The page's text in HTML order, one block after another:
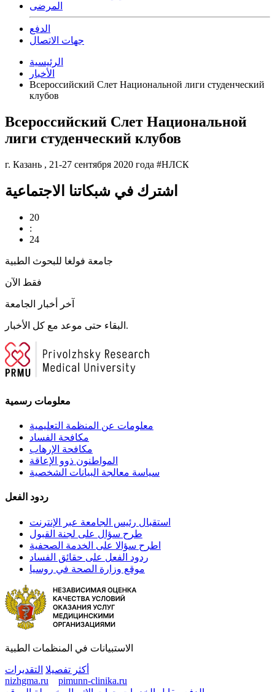
المرضى
الدفع
جهات الاتصال
الرئيسية
الأخبار
Всероссийский Слет Национальной лиги студенческий
клубов
Всероссийский Слет Национальной
лиги студенческий клубов
г. Казань , 21-27 сентября 2020 года #НЛСК
اشترك في شبكاتنا الاجتماعية
20
:
24
جامعة فولغا للبحوث الطبية
فقط الآن
آخر أخبار الجامعة
البقاء حتى موعد مع كل الأخبار.
معلومات رسمية
معلومات عن المنظمة التعليمية
مكافحة الفساد
مكافحة الإرهاب
المواطنون ذوو الإعاقة
سياسة معالجة البيانات الشخصية
ردود الفعل
استقبال رئيس الجامعة عبر الإنترنت
طرح سؤال على لجنة القبول
اطرح سؤالا على الخدمة الصحفية
ردود الفعل على حقائق الفساد
موقع وزارة الصحة في روسيا
الاستبيانات في المنظمات الطبية
أكثر تفصيلا التقديرات
nizhgma.ru
pimunn-clinika.ru